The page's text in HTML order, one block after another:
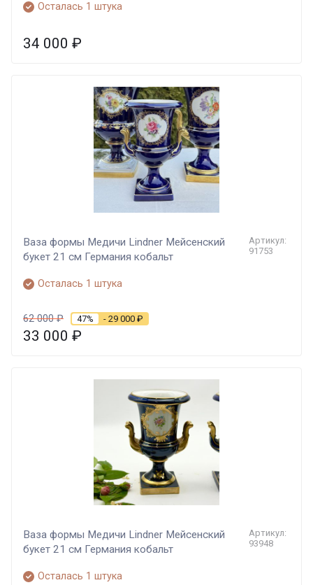
Осталась 1 штука
34 000 ₽
Ваза формы Медичи Lindner Мейсенский
букет 21 см Германия кобальт
Артикул:
91753
Осталась 1 штука
62 000₽ 47% - 29 000 ₽
33 000 ₽
Ваза формы Медичи Lindner Мейсенский
букет 21 см Германия кобальт
Артикул:
93948
Осталась 1 штука